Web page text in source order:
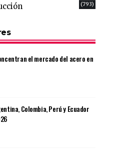
(793)
el mercado del acero en
Colombia, Perú y Ecuador